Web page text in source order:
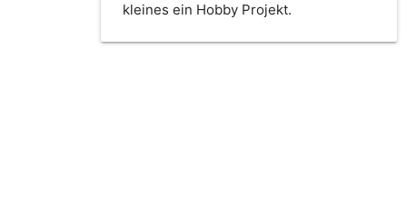
kleines ein Hobby Projekt.